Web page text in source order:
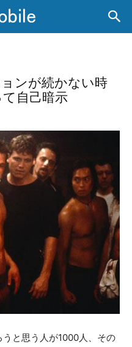
ョンが続かない時
自己暗示
と思う人が1000人、その